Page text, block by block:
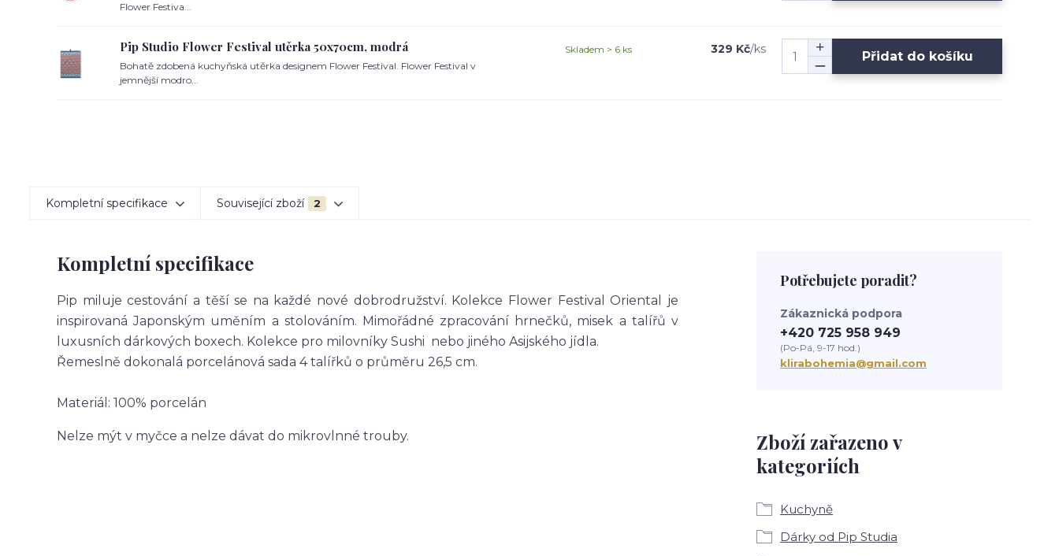
Flower Festiva...
Pip Studio Flower Festival utěrka 50x70cm, modrá
Bohatě zdobená kuchyňská utěrka designem Flower Festival. Flower Festival v
jemnější modro...
329 Kč/ks
Skladem > 6 ks Přidat do košíku
Kompletní specifikace Související zboží 2
Kompletní specifikace
Pip miluje cestování a těší se na každé nové dobrodružství. Kolekce Flower Festival Oriental je
inspirovaná Japonským uměním a stolováním. Mimořádné zpracování hrnečků, misek a talířů v
luxusních dárkových boxech. Kolekce pro milovníky Sushi nebo jiného Asijského jídla.
Řemeslně dokonalá porcelánová sada 4 talířků o průměru 26,5 cm.
Materiál: 100% porcelán
Nelze mýt v myčce a nelze dávat do mikrovlnné trouby.
Zboží zařazeno v
kategoriích
Kuchyně
Dárky od Pip Studia
Potřebujete poradit?
Zákaznická podpora
+420 725 958 949
(Po-Pá, 9-17 hod.)
klirabohemia@gmail.com